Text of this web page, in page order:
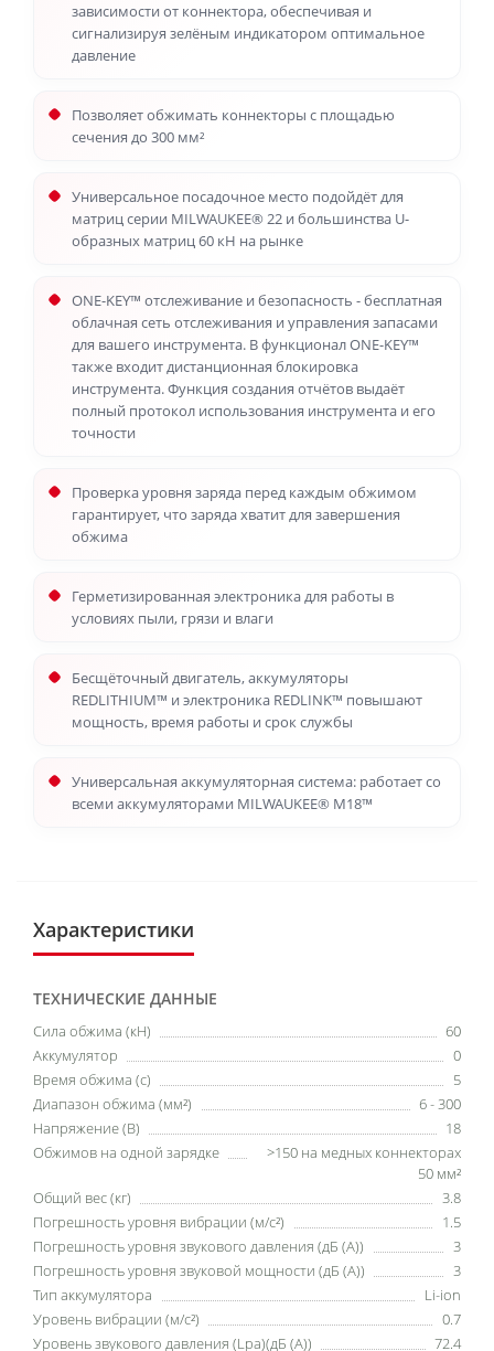
зависимости от коннектора, обеспечивая и
сигнализируя зелёным индикатором оптимальное
давление
Позволяет обжимать коннекторы с площадью
сечения до 300 мм²
Универсальное посадочное место подойдёт для
матриц серии MILWAUKEE® 22 и большинства U-
образных матриц 60 кН на рынке
ONE-KEY™ отслеживание и безопасность - бесплатная
облачная сеть отслеживания и управления запасами
для вашего инструмента. В функционал ONE-KEY™
также входит дистанционная блокировка
инструмента. Функция создания отчётов выдаёт
полный протокол использования инструмента и его
точности
Проверка уровня заряда перед каждым обжимом
гарантирует, что заряда хватит для завершения
обжима
Герметизированная электроника для работы в
условиях пыли, грязи и влаги
Бесщёточный двигатель, аккумуляторы
REDLITHIUM™ и электроника REDLINK™ повышают
мощность, время работы и срок службы
Универсальная аккумуляторная система: работает со
всеми аккумуляторами MILWAUKEE® M18™
Характеристики
ТЕХНИЧЕСКИЕ ДАННЫЕ
Cила обжима (кН)
60
Аккумулятор
0
Время обжима (с)
5
Диапазон обжима (мм²)
6 - 300
Напряжение (В)
18
Обжимов на одной зарядке
>150 на медных коннекторах
50 мм²
Общий вес (кг)
3.8
Погрешность уровня вибрации (м/с²)
1.5
Погрешность уровня звукового давления (дБ (А))
3
Погрешность уровня звуковой мощности (дБ (А))
3
Тип аккумулятора
Li-ion
Уровень вибрации (м/с²)
0.7
Уровень звукового давления (Lpa)(дБ (А))
72.4